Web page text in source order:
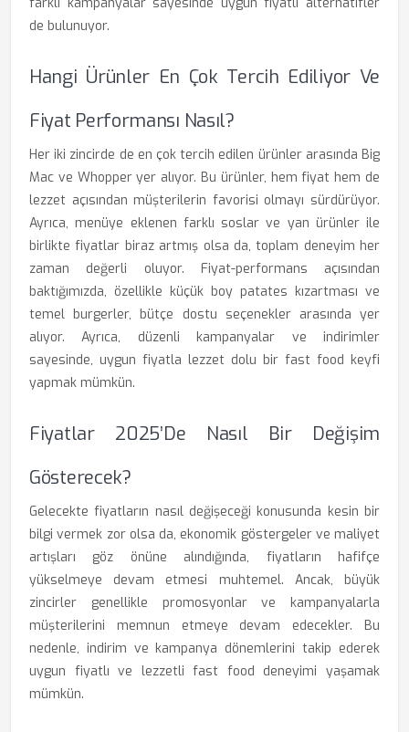
de bulunuyor.
Hangi Ürünler En Çok Tercih Ediliyor Ve
Fiyat Performansı Nasıl?
Her iki zincirde de en çok tercih edilen ürünler arasında Big
Mac ve Whopper yer alıyor. Bu ürünler, hem fiyat hem de
lezzet açısından müşterilerin favorisi olmayı sürdürüyor.
Ayrıca, menüye eklenen farklı soslar ve yan ürünler ile
birlikte fiyatlar biraz artmış olsa da, toplam deneyim her
zaman değerli oluyor. Fiyat-performans açısından
baktığımızda, özellikle küçük boy patates kızartması ve
temel burgerler, bütçe dostu seçenekler arasında yer
alıyor. Ayrıca, düzenli kampanyalar ve indirimler
sayesinde, uygun fiyatla lezzet dolu bir fast food keyfi
yapmak mümkün.
Fiyatlar 2025’de Nasıl Bir Değişim
Gösterecek?
Gelecekte fiyatların nasıl değişeceği konusunda kesin bir
bilgi vermek zor olsa da, ekonomik göstergeler ve maliyet
artışları göz önüne alındığında, fiyatların hafifçe
yükselmeye devam etmesi muhtemel. Ancak, büyük
zincirler genellikle promosyonlar ve kampanyalarla
müşterilerini memnun etmeye devam edecekler. Bu
nedenle, indirim ve kampanya dönemlerini takip ederek
uygun fiyatlı ve lezzetli fast food deneyimi yaşamak
mümkün.